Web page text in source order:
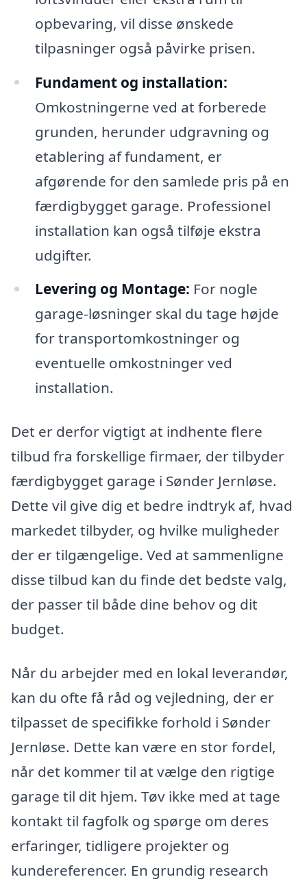
opbevaring, vil disse ønskede
tilpasninger også påvirke prisen.
Fundament og installation:
Omkostningerne ved at forberede
grunden, herunder udgravning og
etablering af fundament, er
afgørende for den samlede pris på en
færdigbygget garage. Professionel
installation kan også tilføje ekstra
udgifter.
Levering og Montage: For nogle
garage-løsninger skal du tage højde
for transportomkostninger og
eventuelle omkostninger ved
installation.
Det er derfor vigtigt at indhente flere
tilbud fra forskellige firmaer, der tilbyder
færdigbygget garage i Sønder Jernløse.
Dette vil give dig et bedre indtryk af, hvad
markedet tilbyder, og hvilke muligheder
der er tilgængelige. Ved at sammenligne
disse tilbud kan du finde det bedste valg,
der passer til både dine behov og dit
budget.
Når du arbejder med en lokal leverandør,
kan du ofte få råd og vejledning, der er
tilpasset de specifikke forhold i Sønder
Jernløse. Dette kan være en stor fordel,
når det kommer til at vælge den rigtige
garage til dit hjem. Tøv ikke med at tage
kontakt til fagfolk og spørge om deres
erfaringer, tidligere projekter og
kundereferencer. En grundig research